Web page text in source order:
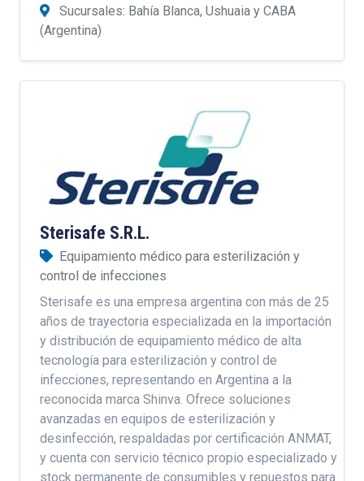
Sucursales: Bahía Blanca, Ushuaia y CABA
(Argentina)
Sterisafe S.R.L.
Equipamiento médico para esterilización y
control de infecciones
Sterisafe es una empresa argentina con más de 25
años de trayectoria especializada en la importación
y distribución de equipamiento médico de alta
tecnología para esterilización y control de
infecciones, representando en Argentina a la
reconocida marca Shinva. Ofrece soluciones
avanzadas en equipos de esterilización y
desinfección, respaldadas por certificación ANMAT,
y cuenta con servicio técnico propio especializado y
stock permanente de consumibles y repuestos para